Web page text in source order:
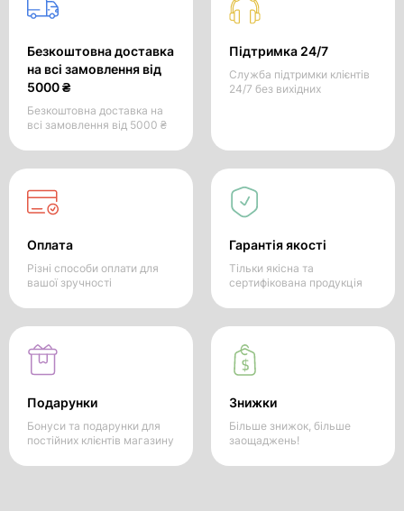
Безкоштовна доставка
на всі замовлення від
5000 ₴
Безкоштовна доставка на
всі замовлення від 5000 ₴
Підтримка 24/7
Служба підтримки клієнтів
24/7 без вихідних
Оплата
Різні способи оплати для
вашої зручності
Гарантія якості
Тільки якісна та
сертифікована продукція
Подарунки
Бонуси та подарунки для
постійних клієнтів магазину
Знижки
Більше знижок, більше
заощаджень!